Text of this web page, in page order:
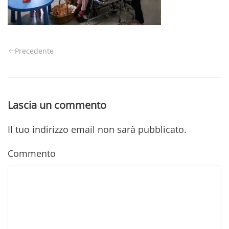
Precedente
Lascia un commento
Il tuo indirizzo email non sarà pubblicato.
Commento